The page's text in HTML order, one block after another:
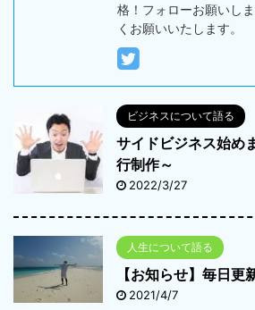
格！フォローお願いし
くお願いいたします。
ビジネスについて語る
サイドビジネス始め
行制作～
2022/3/27
人生について語る
【お知らせ】毎日更
2021/4/7